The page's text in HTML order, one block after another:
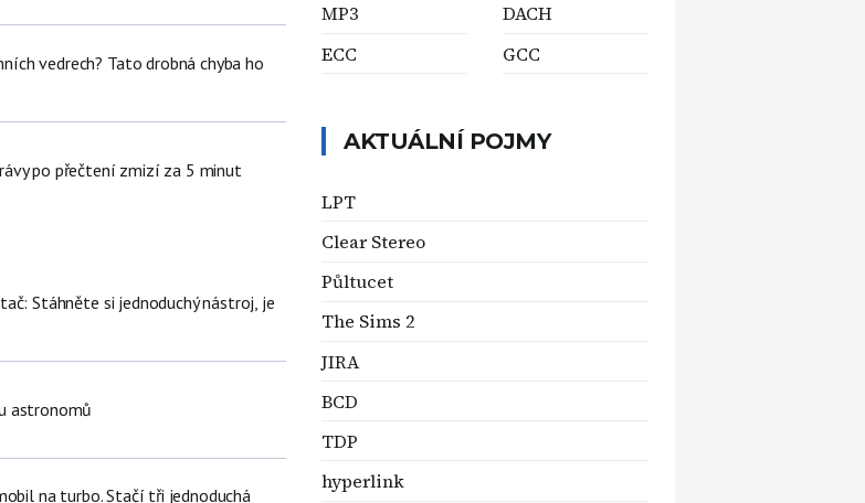
vedrech? Tato drobná chyba ho
po přečtení zmizí za 5 minut
Stáhněte si jednoduchý nástroj, je
astronomů
na turbo. Stačí tři jednoduchá
MP3
ECC
DACH
GCC
AKTUÁLNÍ POJMY
LPT
Clear Stereo
Půltucet
The Sims 2
JIRA
BCD
TDP
hyperlink